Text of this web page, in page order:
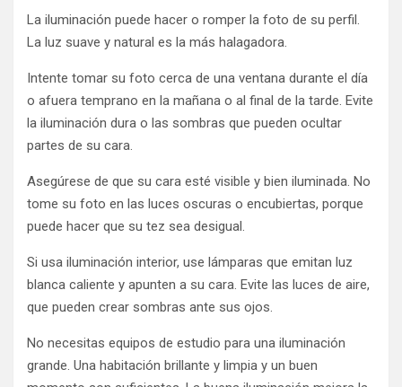
La iluminación puede hacer o romper la foto de su perfil.
La luz suave y natural es la más halagadora.
Intente tomar su foto cerca de una ventana durante el día
o afuera temprano en la mañana o al final de la tarde. Evite
la iluminación dura o las sombras que pueden ocultar
partes de su cara.
Asegúrese de que su cara esté visible y bien iluminada. No
tome su foto en las luces oscuras o encubiertas, porque
puede hacer que su tez sea desigual.
Si usa iluminación interior, use lámparas que emitan luz
blanca caliente y apunten a su cara. Evite las luces de aire,
que pueden crear sombras ante sus ojos.
No necesitas equipos de estudio para una iluminación
grande. Una habitación brillante y limpia y un buen